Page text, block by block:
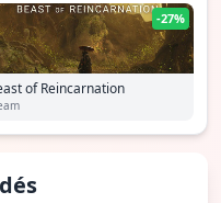
-27%
of Reincarnation